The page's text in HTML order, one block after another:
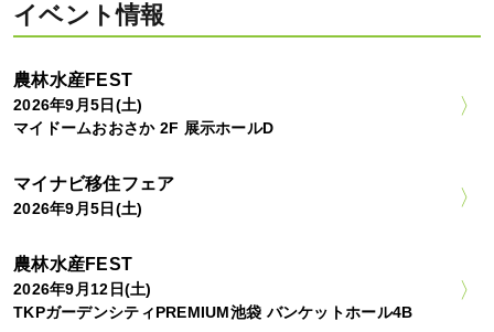
イベント情報
農林水産FEST
2026年9月5日(土)
マイドームおおさか 2F 展示ホールD
マイナビ移住フェア
2026年9月5日(土)
農林水産FEST
2026年9月12日(土)
TKPガーデンシティPREMIUM池袋 バンケットホール4B